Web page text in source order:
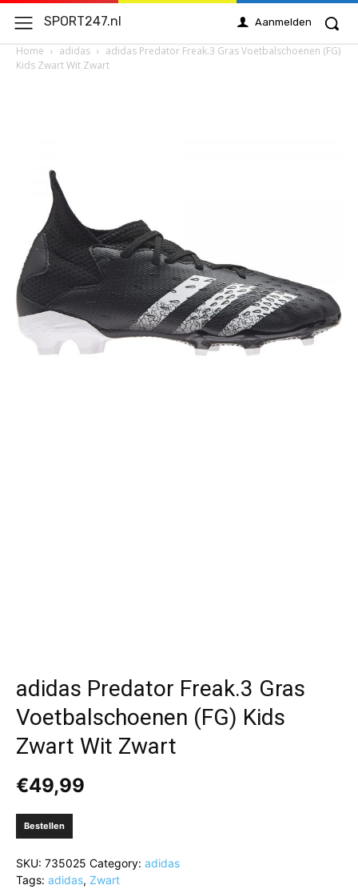
SPORT247.nl Aanmelden
Home adidas
adidas Predator Freak.3 Gras Voetbalschoenen (FG)
Kids Zwart Wit Zwart
adidas Predator Freak.3 Gras
Voetbalschoenen (FG) Kids
Zwart Wit Zwart
€49,99
Bestellen
SKU: 735025 Category: adidas
Tags: adidas, Zwart